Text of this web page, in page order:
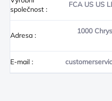
společnost :
FCA US US
Adresa :
1000
E-mail :